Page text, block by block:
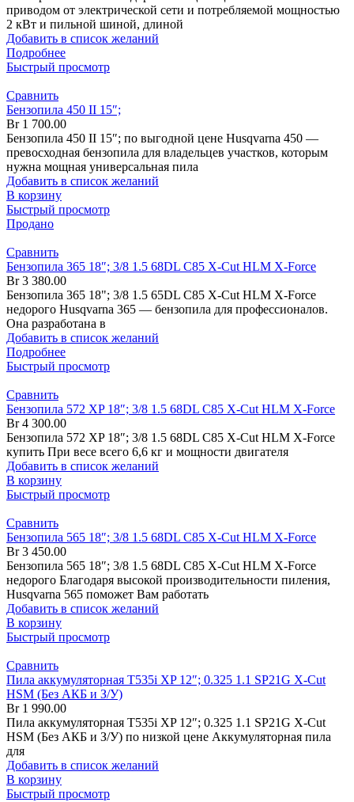
приводом от электрической сети и потребляемой мощностью
2 кВт и пильной шиной, длиной
Добавить в список желаний
Подробнее
Быстрый просмотр
Сравнить
Бензопила 450 II 15″;
Br1 700.00
Бензопила 450 II 15″; по выгодной цене Husqvarna 450 —
превосходная бензопила для владельцев участков, которым
нужна мощная универсальная пила
Добавить в список желаний
В корзину
Быстрый просмотр
Продано
Сравнить
Бензопила 365 18″; 3/8 1.5 68DL C85 X-Cut HLM X-Force
Br3 380.00
Бензопила 365 18"; 3/8 1.5 65DL C85 X-Cut HLM X-Force
недорого Husqvarna 365 — бензопила для профессионалов.
Она разработана в
Добавить в список желаний
Подробнее
Быстрый просмотр
Сравнить
Бензопила 572 XP 18″; 3/8 1.5 68DL C85 X-Cut HLM X-Force
Br4 300.00
Бензопила 572 XP 18″; 3/8 1.5 68DL C85 X-Cut HLM X-Force
купить При весе всего 6,6 кг и мощности двигателя
Добавить в список желаний
В корзину
Быстрый просмотр
Сравнить
Бензопила 565 18″; 3/8 1.5 68DL C85 X-Cut HLM X-Force
Br3 450.00
Бензопила 565 18″; 3/8 1.5 68DL C85 X-Cut HLM X-Force
недорого Благодаря высокой производительности пиления,
Husqvarna 565 поможет Вам работать
Добавить в список желаний
В корзину
Быстрый просмотр
Сравнить
Пила аккумуляторная T535i XP 12″; 0.325 1.1 SP21G X-Cut
HSM (Без АКБ и З/У)
Br1 990.00
Пила аккумуляторная T535i XP 12″; 0.325 1.1 SP21G X-Cut
HSM (Без АКБ и З/У) по низкой цене Аккумуляторная пила
для
Добавить в список желаний
В корзину
Быстрый просмотр